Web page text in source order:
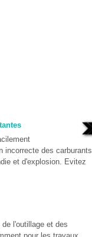
incorrecte des carburants
et d'explosion. Evitez
l'outillage et des